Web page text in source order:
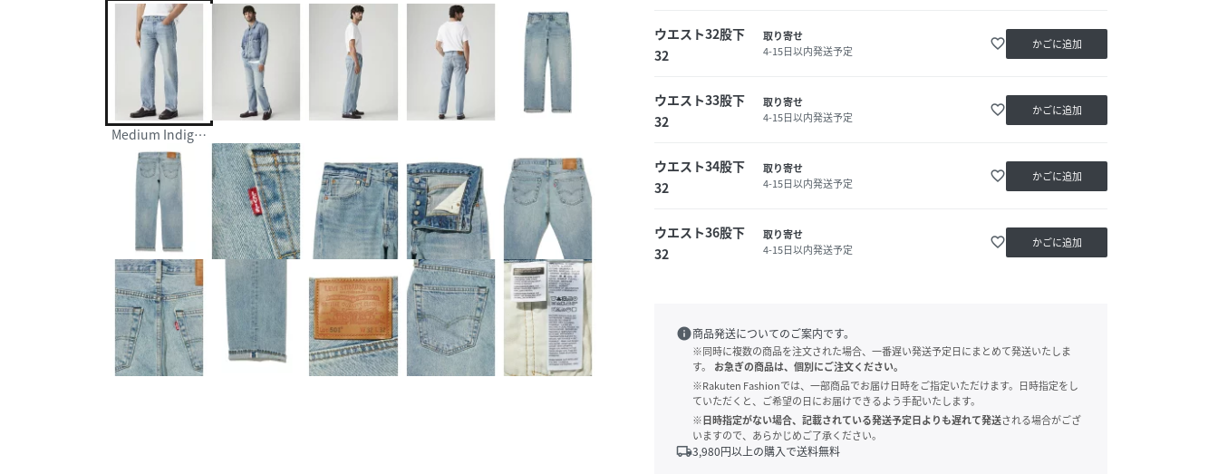
Medium Indigo - Worn In
ウエスト32股下
32
取り寄せ
4-15日以内発送予定
favorite_border かごに追加
ウエスト33股下
32
取り寄せ
4-15日以内発送予定
favorite_border かごに追加
ウエスト34股下
32
取り寄せ
4-15日以内発送予定
favorite_border かごに追加
ウエスト36股下
32
取り寄せ
4-15日以内発送予定
favorite_border かごに追加
info商品発送についてのご案内です。
※同時に複数の商品を注文された場合、一番遅い発送予定日にまとめて発送いたしま
す。
お急ぎの商品は、個別にご注文ください。
※Rakuten Fashionでは、一部商品でお届け日時をご指定いただけます。日時指定をし
ていただくと、ご希望の日にお届けできるよう手配いたします。
※日時指定がない場合、記載されている発送予定日よりも遅れて発送される場合がござ
いますので、あらかじめご了承ください。
local_shipping3,980円以上の購入で送料無料